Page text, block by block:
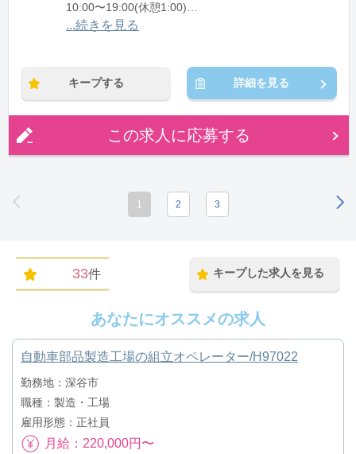
10:00〜19:00(休憩1:00)
11:00〜20:00(休憩1:00)
...続きを見る
キープする 詳細を見る
この求人に応募する
1 2 3
33件 キープした求人を見る
あなたにオススメの求人
自動車部品製造工場の組立オペレーター/H97022
勤務地：深谷市
職種：製造・工場
雇用形態：正社員
月給：220,000円〜